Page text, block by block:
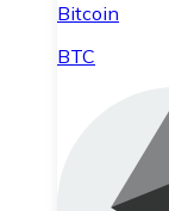
Bitcoin
BTC